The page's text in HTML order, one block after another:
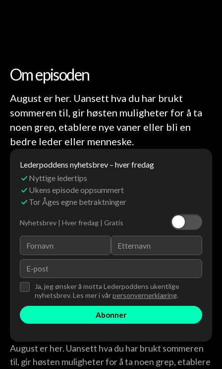
Om episoden
August er her. Uansett hva du har brukt
sommeren til, gir høsten muligheter for å ta
noen grep, etablere nye vaner eller bli en
bedre leder eller menneske.
Lederpoddens nyhetsbrev – hver fredag
Nyttige ledertips
Ukens episode oppsummert
Tor Åges egne betraktninger
Nyhetsbrev | Hver fredag | Gratis
Ja, jeg ønsker å motta Lederpoddens ukentlige
nyhetsbrev. Les mer i vårpersonvernerklæring.
August er her. Uansett hva du har brukt sommeren
til, gir høsten muligheter for å ta noen grep, etablere